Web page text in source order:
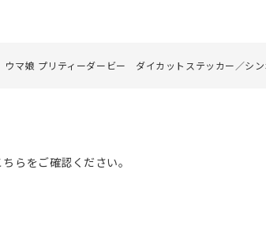
ウマ娘 プリティーダービー ダイカットステッカー／シ
らをご確認ください。